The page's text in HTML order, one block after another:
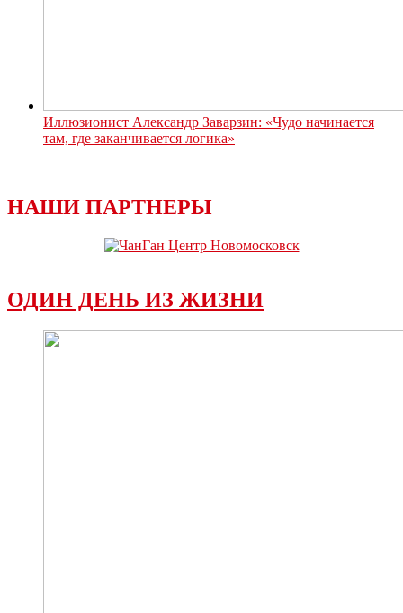
Иллюзионист Александр Заварзин: «Чудо начинается
там, где заканчивается логика»
НАШИ ПАРТНЕРЫ
ОДИН ДЕНЬ ИЗ ЖИЗНИ